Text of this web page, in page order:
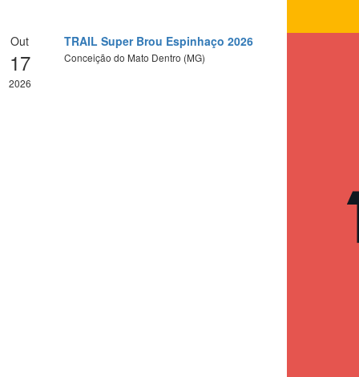
Out
17
2026
TRAIL Super Brou Espinhaço 2026
Conceição do Mato Dentro (MG)